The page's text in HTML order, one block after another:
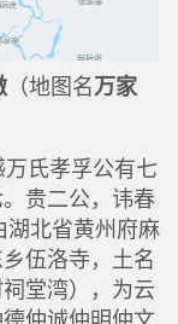
（地图名万家
氏孝孚公有七
贵二公，讳春
湖北省黄州府麻
伍洛寺，土名
堂湾），为云